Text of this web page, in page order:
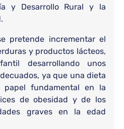
y Desarrollo Rural y la
pretende incrementar el
y productos lácteos,
desarrollando unos
ya que una dieta
papel fundamental en la
de obesidad y de los
graves en la edad